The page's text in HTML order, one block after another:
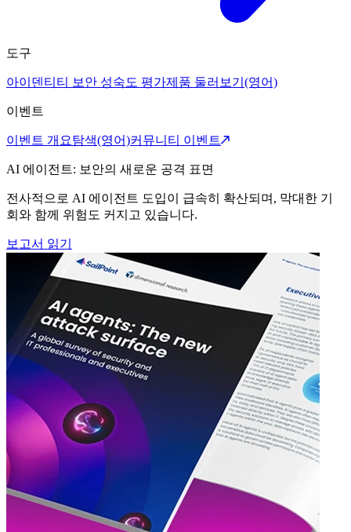
도구
아이덴티티 보안 성숙도 평가제품 둘러보기(영어)
이벤트
이벤트 개요탐색(영어)커뮤니티 이벤트
AI 에이전트: 보안의 새로운 공격 표면
전사적으로 AI 에이전트 도입이 급속히 확산되며, 막대한 기
회와 함께 위험도 커지고 있습니다.
보고서 읽기